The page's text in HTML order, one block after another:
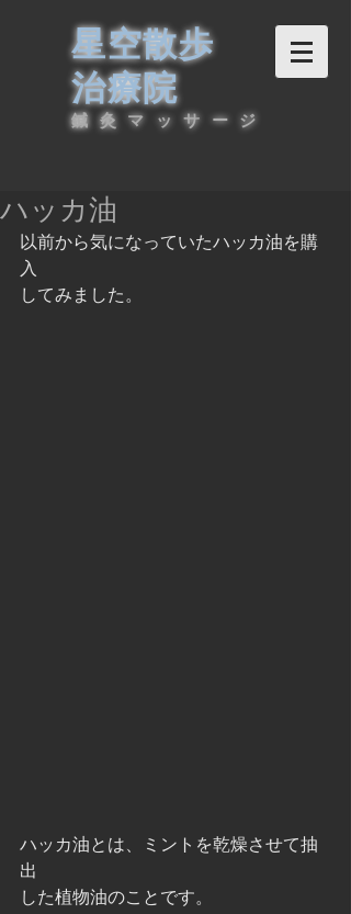
星空散歩
治療院
鍼灸マッサージ
ハッカ油
以前から気になっていたハッカ油を購
入
してみました。
ハッカ油とは、ミントを乾燥させて抽
出
した植物油のことです。